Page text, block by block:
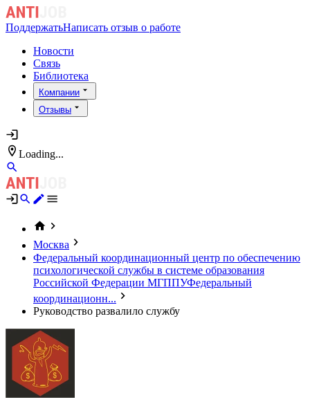
ПоддержатьНаписать отзыв о работе
Новости
Связь
Библиотека
Компании
Отзывы
Loading...
Москва
Федеральный координационный центр по обеспечению
психологической службы в системе образования
Российской Федерации МГППУФедеральный
координационн...
Руководство развалило службу